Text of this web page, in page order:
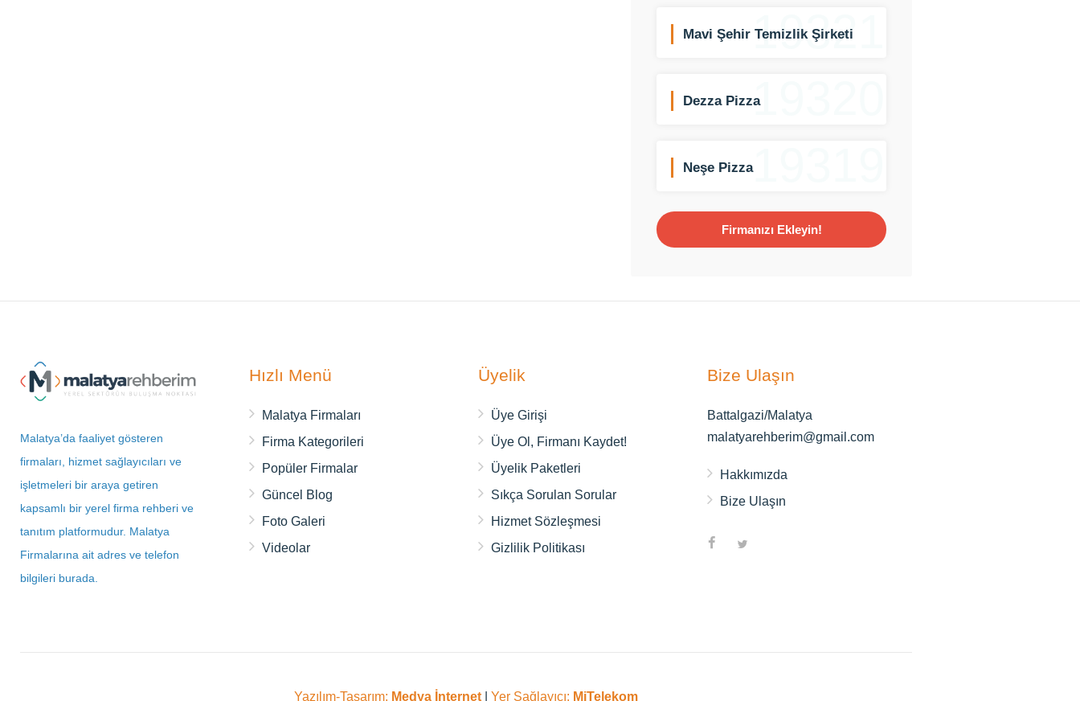
19321
Mavi Şehir Temizlik Şirketi
19320
Dezza Pizza
19319
Neşe Pizza
Firmanızı Ekleyin!
Malatya’da faaliyet gösteren
firmaları, hizmet sağlayıcıları ve
işletmeleri bir araya getiren
kapsamlı bir yerel firma rehberi ve
tanıtım platformudur. Malatya
Firmalarına ait adres ve telefon
bilgileri burada.
Hızlı Menü
Malatya Firmaları
Firma Kategorileri
Popüler Firmalar
Güncel Blog
Foto Galeri
Videolar
Üyelik
Üye Girişi
Üye Ol, Firmanı Kaydet!
Üyelik Paketleri
Sıkça Sorulan Sorular
Hizmet Sözleşmesi
Gizlilik Politikası
Bize Ulaşın
Battalgazi/Malatya
malatyarehberim@gmail.com
Hakkımızda
Bize Ulaşın
Yazılım-Tasarım: Medya İnternet Yer Sağlayıcı: MiTelekom